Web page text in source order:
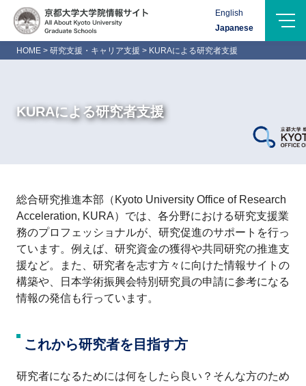
Logo-
Name
English
Japanese
HOME > 研究支援・キャリア支援 > KURAによる研究者支援
KURAによる研究者支援
総合研究推進本部（Kyoto University Office of Research
Acceleration, KURA）では、各分野における研究支援業
務のプロフェッショナルが、研究促進のサポートを行っ
ています。例えば、研究資金の獲得や共同研究の推進支
援など。また、研究者を志す方々に向けた情報サイトの
構築や、日本学術振興会特別研究員の申請に参考になる
情報の発信も行っています。
これから研究者を目指す方
研究者になるためには何をしたら良い？そんな方のため